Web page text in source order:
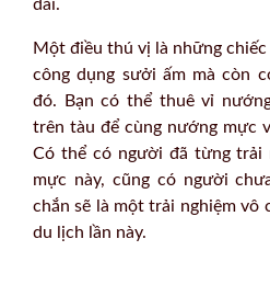
dài.
Một điều thú vị là những
công dụng sưởi ấm mà còn
đó. Bạn có thể thuê vỉ
trên tàu để cùng nướng mực
Có thể có người đã từng trải
mực này, cũng có người
chắn sẽ là một trải nghiệm vô
du lịch lần này.